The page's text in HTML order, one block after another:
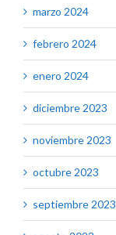
marzo 2024
febrero 2024
enero 2024
diciembre 2023
noviembre 2023
octubre 2023
septiembre 2023